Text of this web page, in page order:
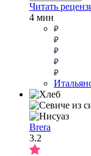
Читать
4 мин
Brera
3.2